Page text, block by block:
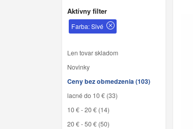
Aktívny filter
Farba: Sivé
Len tovar skladom
Novinky
Ceny bez obmedzenia (103)
lacné do 10 € (33)
10 € - 20 € (14)
20 € - 50 € (50)